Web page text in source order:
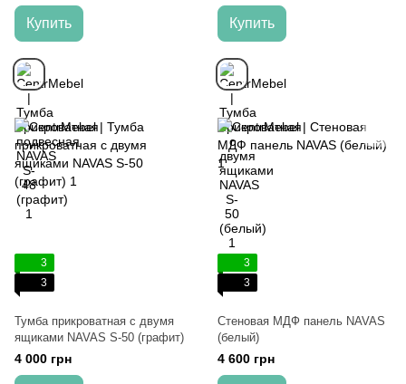
Купить Купить
3
3
Тумба прикроватная с двумя
ящиками NAVAS S-50 (графит)
4 000 грн
3
3
Стеновая МДФ панель NAVAS
(белый)
4 600 грн